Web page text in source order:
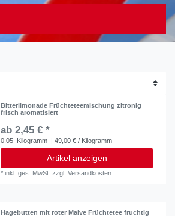
Bitterlimonade Früchteteemischung zitronig
frisch aromatisiert
ab 2,45 € *
0.05 Kilogramm | 49,00 € / Kilogramm
Artikel anzeigen
*inkl. ges. MwSt. zzgl.Versandkosten
Hagebutten mit roter Malve Früchtetee fruchtig